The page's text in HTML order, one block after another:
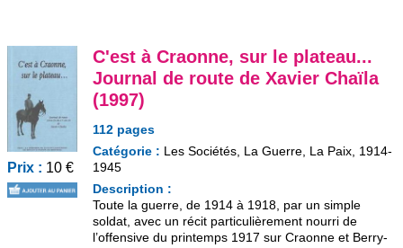
Prix : 10 €
C'est à Craonne, sur le plateau...
Journal de route de Xavier Chaïla
(1997)
112 pages
Catégorie : Les Sociétés, La Guerre, La Paix, 1914-
1945
Description :
Toute la guerre, de 1914 à 1918, par un simple
soldat, avec un récit particulièrement nourri de
l’offensive du printemps 1917 sur Craonne et Berry-